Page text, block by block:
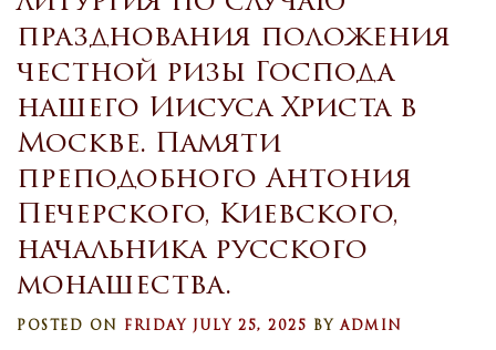
празднования положения
честной ризы Господа
нашего Иисуса Христа в
Москве. Памяти
преподобного Антония
Печерского, Киевского,
начальника русского
монашества.
POSTED ON FRIDAY JULY 25, 2025 BYADMIN